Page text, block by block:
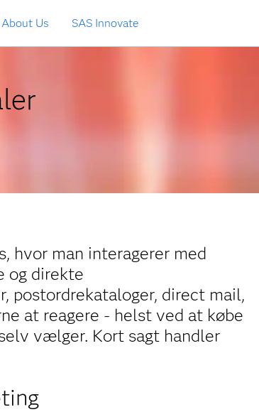
About Us SAS Innovate
hvor man interagerer med
og direkte
postordrekataloger, direct mail,
at reagere - helst ved at købe
vælger. Kort sagt handler